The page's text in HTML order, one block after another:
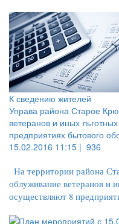
К сведению жителей
Управа района Старое
ветеранов и иных
предприятиях бытового
15.02.2016 11:15 | 936
На территории района
облуживание ветеранов и
осуществляют 8